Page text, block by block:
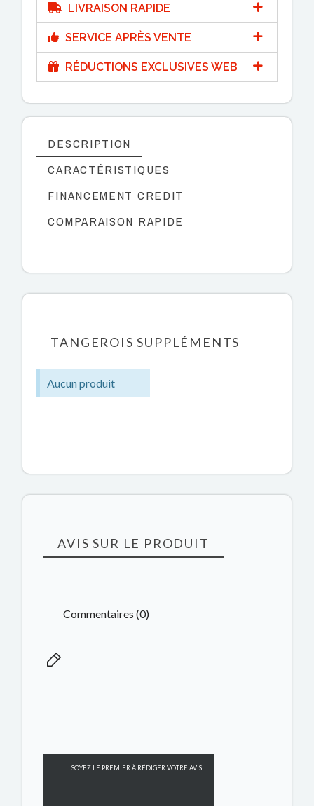
LIVRAISON RAPIDE
SERVICE APRÈS VENTE
RÉDUCTIONS EXCLUSIVES WEB
DESCRIPTION
CARACTÉRISTIQUES
FINANCEMENT CREDIT
COMPARAISON RAPIDE
TANGEROIS SUPPLÉMENTS
Aucun produit
AVIS SUR LE PRODUIT
Commentaires (0)
SOYEZ LE PREMIER À RÉDIGER VOTRE AVIS